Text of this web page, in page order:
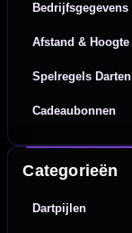
Bedrijfsgegevens
Afstand & Hoogte
Spelregels Darten
Cadeaubonnen
Categorieën
Dartpijlen